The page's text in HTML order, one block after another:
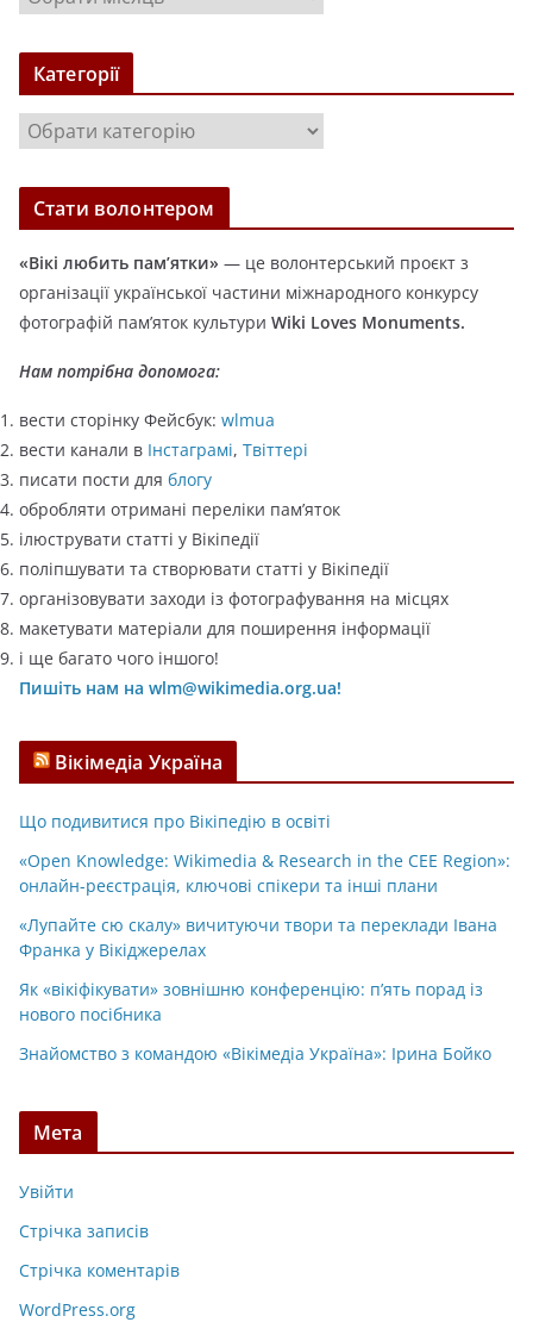
р
х
в
Категорії
а
т
о
р
і
ї
Стати волонтером
«Вікі любить пам’ятки» — це волонтерський проєкт з
організації української частини міжнародного конкурсу
фотографій пам’яток культури Wiki Loves Monuments.
Нам потрібна допомога:
вести сторінку Фейсбук: wlmua
вести канали в Інстаграмі, Твіттері
писати пости для блогу
обробляти отримані переліки пам’яток
ілюструвати статті у Вікіпедії
поліпшувати та створювати статті у Вікіпедії
організовувати заходи із фотографування на місцях
макетувати матеріали для поширення інформації
і ще багато чого іншого!
Пишіть нам на wlm@wikimedia.org.ua!
Вікімедіа Україна
Що подивитися про Вікіпедію в освіті
«Open Knowledge: Wikimedia & Research in the CEE Region»:
онлайн-реєстрація, ключові спікери та інші плани
«Лупайте сю скалу» вичитуючи твори та переклади Івана
Франка у Вікіджерелах
Як «вікіфікувати» зовнішню конференцію: п’ять порад із
нового посібника
Знайомство з командою «Вікімедіа Україна»: Ірина Бойко
Мета
Увійти
Стрічка записів
Стрічка коментарів
WordPress.org